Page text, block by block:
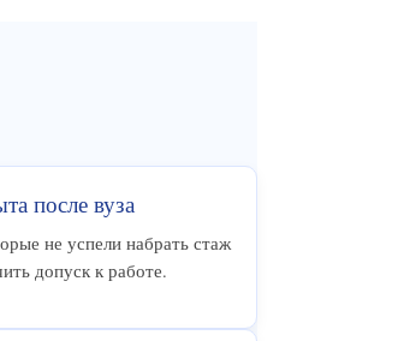
после вуза
не успели набрать стаж
допуск к работе.